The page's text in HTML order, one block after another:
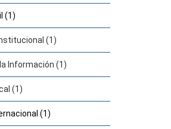
(1)
(1)
Información (1)
(1)
(1)